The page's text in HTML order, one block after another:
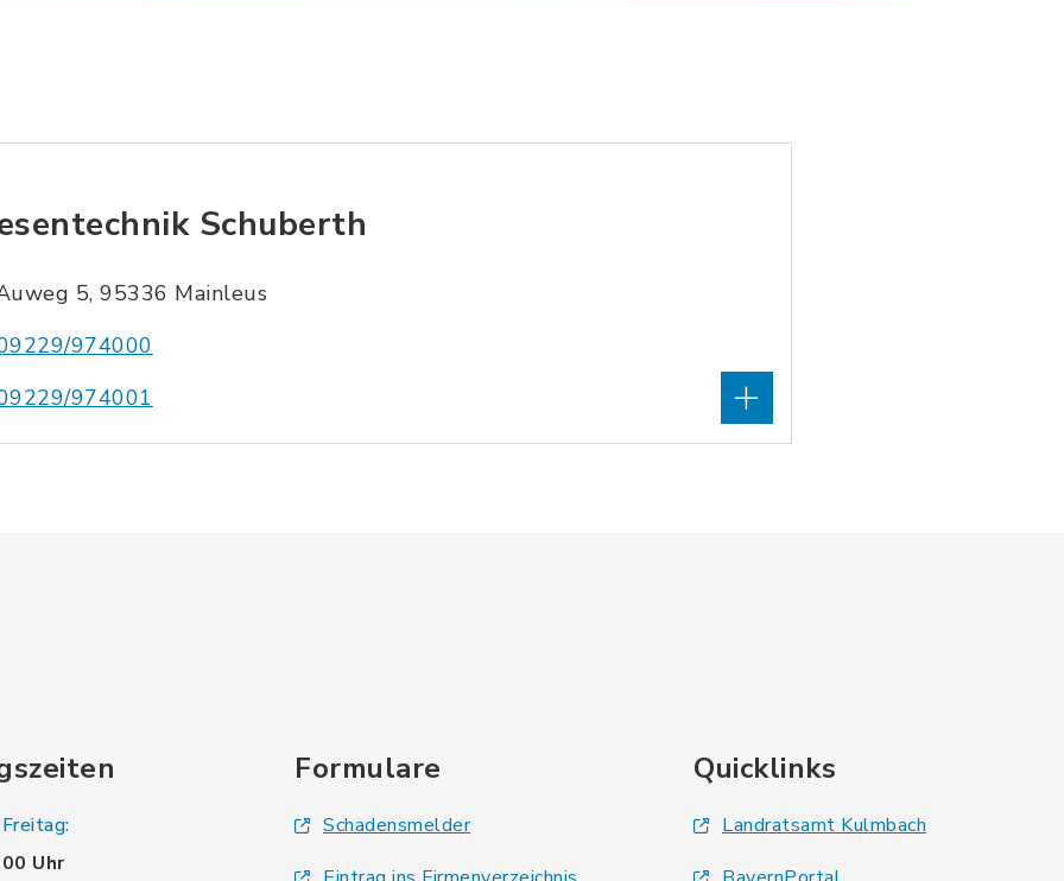
Schuberth
5, 95336 Mainleus
974000
974001
Uhr
Formulare
Schadensmelder
Quicklinks
Landratsamt Kulmbach